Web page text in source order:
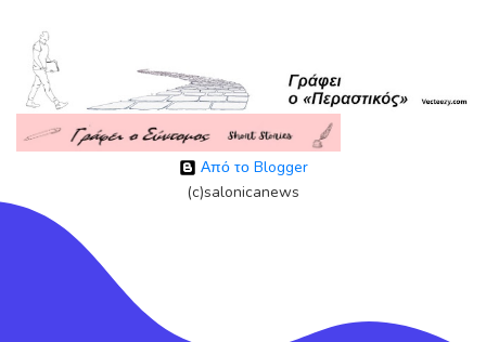
Από το Blogger
(c)salonicanews